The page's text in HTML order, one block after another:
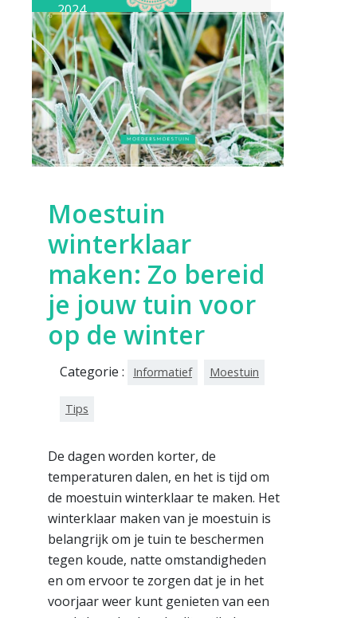
2024
Moestuin
winterklaar
maken: Zo bereid
je jouw tuin voor
op de winter
Categorie : Informatief Moestuin
Tips
De dagen worden korter, de
temperaturen dalen, en het is tijd om
de moestuin winterklaar te maken. Het
winterklaar maken van je moestuin is
belangrijk om je tuin te beschermen
tegen koude, natte omstandigheden
en om ervoor te zorgen dat je in het
voorjaar weer kunt genieten van een